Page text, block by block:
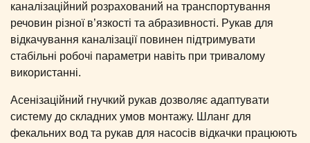
каналізаційний розрахований на транспортування
речовин різної в’язкості та абразивності. Рукав для
відкачування каналізації повинен підтримувати
стабільні робочі параметри навіть при тривалому
використанні.
Асенізаційний гнучкий рукав дозволяє адаптувати
систему до складних умов монтажу. Шланг для
фекальних вод та рукав для насосів відкачки працюють